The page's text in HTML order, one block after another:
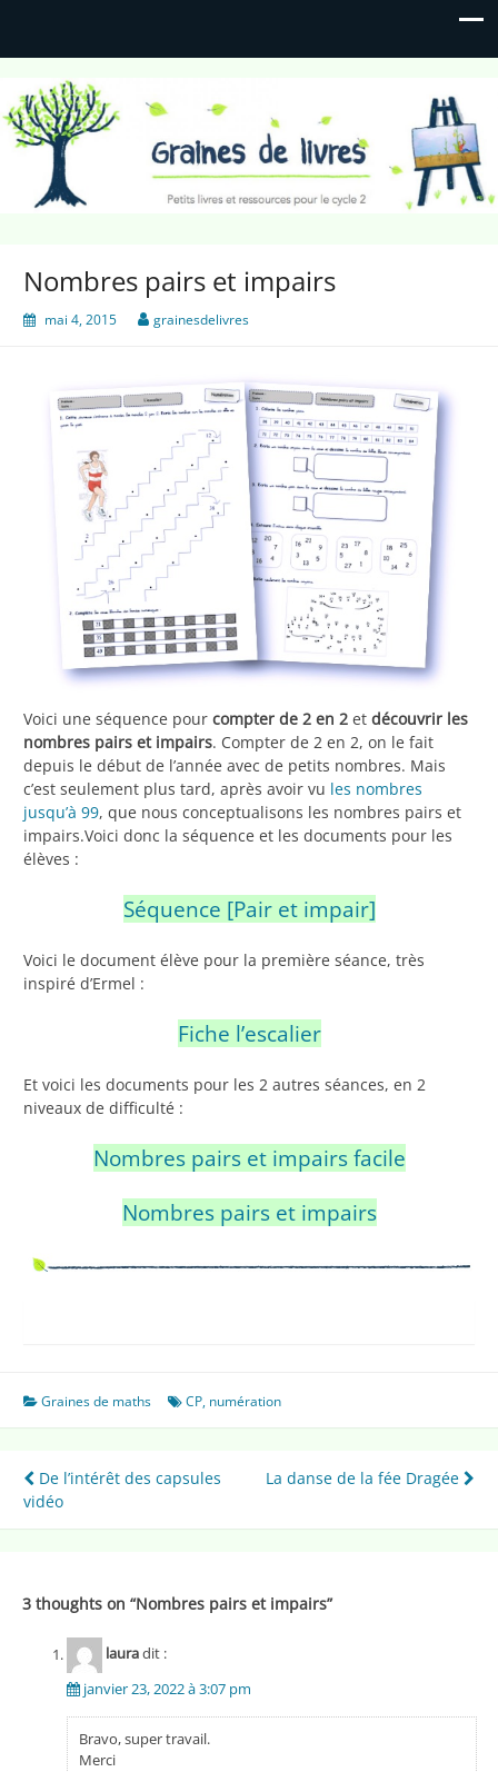
Graines de livres
Petits livres et ressources pour le cycle 2
Nombres pairs et impairs
mai 4, 2015 grainesdelivres
Voici une séquence pour compter de 2 en 2 et découvrir les
nombres pairs et impairs. Compter de 2 en 2, on le fait
depuis le début de l’année avec de petits nombres. Mais
c’est seulement plus tard, après avoir vu les nombres
jusqu’à 99, que nous conceptualisons les nombres pairs et
impairs.Voici donc la séquence et les documents pour les
élèves :
Séquence [Pair et impair]
Voici le document élève pour la première séance, très
inspiré d’Ermel :
Fiche l’escalier
Et voici les documents pour les 2 autres séances, en 2
niveaux de difficulté :
Nombres pairs et impairs facile
Nombres pairs et impairs
Graines de maths CP, numération
Navigation
de
De l’intérêt des capsules
vidéo
La danse de la fée Dragée
3 thoughts on “Nombres pairs et impairs”
lauradit :
janvier 23, 2022 à 3:07 pm
Bravo, super travail.
Merci